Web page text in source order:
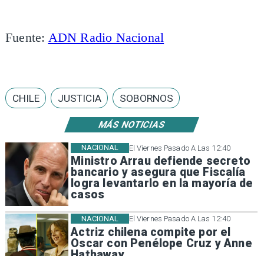
MÁS NOTICIAS
El Viernes Pasado A Las 12:40
Ministro Arrau defiende secreto
bancario y asegura que Fiscalía
logra levantarlo en la mayoría de
casos
NACIONAL
El Viernes Pasado A Las 12:40
Actriz chilena compite por el
Oscar con Penélope Cruz y Anne
NACIONAL
Fuente: ADN Radio Nacional
CHILE JUSTICIA SOBORNOS